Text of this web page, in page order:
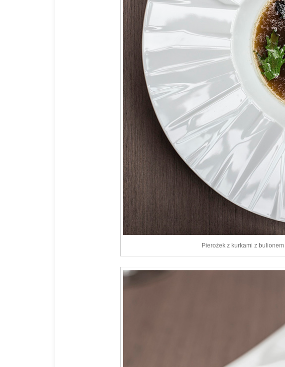
Pierożek z kurkami z